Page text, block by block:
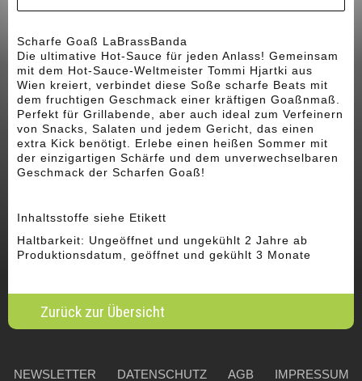
Scharfe Goaß LaBrassBanda
Die ultimative Hot-Sauce für jeden Anlass! Gemeinsam
mit dem Hot-Sauce-Weltmeister Tommi Hjartki aus
Wien kreiert, verbindet diese Soße scharfe Beats mit
dem fruchtigen Geschmack einer kräftigen Goaßnmaß.
Perfekt für Grillabende, aber auch ideal zum Verfeinern
von Snacks, Salaten und jedem Gericht, das einen
extra Kick benötigt. Erlebe einen heißen Sommer mit
der einzigartigen Schärfe und dem unverwechselbaren
Geschmack der Scharfen Goaß!
Inhaltsstoffe siehe Etikett
Haltbarkeit: Ungeöffnet und ungekühlt 2 Jahre ab
Produktionsdatum, geöffnet und gekühlt 3 Monate
Zurück zur Übersicht
NEWSLETTER DATENSCHUTZ AGB IMPRESSUM